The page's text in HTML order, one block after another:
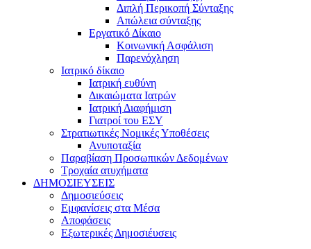
Διπλή Περικοπή Σύνταξης
Απώλεια σύνταξης
Εργατικό Δίκαιο
Κοινωνική Ασφάλιση
Παρενόχληση
Ιατρικό δίκαιο
Ιατρική ευθύνη
Δικαιώματα Ιατρών
Ιατρική Διαφήμιση
Γιατροί του ΕΣΥ
Στρατιωτικές Νομικές Υποθέσεις
Ανυποταξία
Παραβίαση Προσωπικών Δεδομένων
Τροχαία ατυχήματα
ΔΗΜΟΣΙΕΥΣΕΙΣ
Δημοσιεύσεις
Εμφανίσεις στα Μέσα
Αποφάσεις
Εξωτερικές Δημοσιέυσεις